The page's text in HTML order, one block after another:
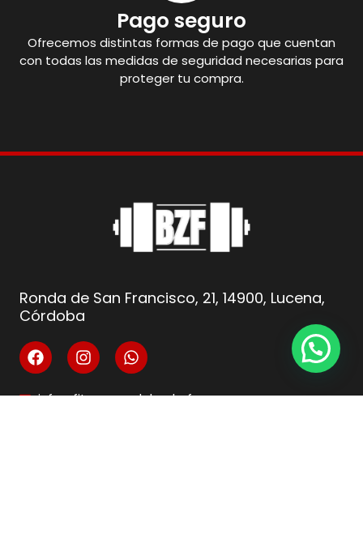
Pago seguro
Ofrecemos distintas formas de pago que cuentan
con todas las medidas de seguridad necesarias para
proteger tu compra.
Ronda de San Francisco, 21, 14900, Lucena,
Córdoba
info@fitnesscordoba-bzf.es